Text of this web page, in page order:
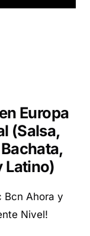
Europa
(Salsa,
Latino)
Bcn Ahora y
Nivel!